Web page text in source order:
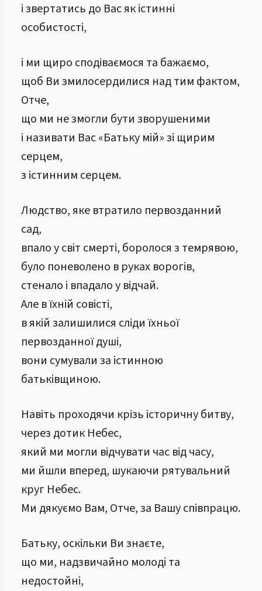
і звертатись до Вас як істинні
особистості,
і ми щиро сподіваємося та бажаємо,
щоб Ви змилосердилися над тим фактом,
Отче,
що ми не змогли бути зворушеними
і називати Вас «Батьку мій» зі щирим
серцем,
з істинним серцем.
Людство, яке втратило первозданний
сад,
впало у світ смерті, боролося з темрявою,
було поневолено в руках ворогів,
стенало і впадало у відчай.
Але в їхній совісті,
в якій залишилися сліди їхньої
первозданної душі,
вони сумували за істинною
батьківщиною.
Навіть проходячи крізь історичну битву,
через дотик Небес,
який ми могли відчувати час від часу,
ми йшли вперед, шукаючи рятувальний
круг Небес.
Ми дякуємо Вам, Отче, за Вашу співпрацю.
Батьку, оскільки Ви знаєте,
що ми, надзвичайно молоді та
недостойні,